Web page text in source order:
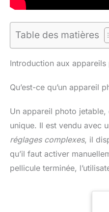
Table des matières
Introduction aux
Qu’est-ce qu’un appareil
Un appareil photo
unique. Il est vendu avec
réglages complexes, il
qu’il faut activer
pellicule terminée,